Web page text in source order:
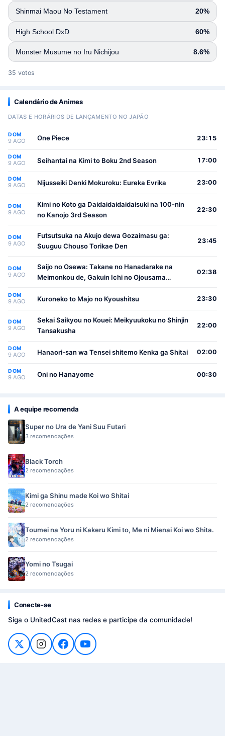
Shinmai Maou No Testament 20%
High School DxD 60%
Monster Musume no Iru Nichijou 8.6%
35 votos
Calendário de Animes
DATAS E HORÁRIOS DE LANÇAMENTO NO JAPÃO
DOM
9 AGO One Piece 23:15
DOM
9 AGO Seihantai na Kimi to Boku 2nd Season 17:00
DOM
9 AGO Nijusseiki Denki Mokuroku: Eureka Evrika 23:00
DOM
9 AGO
Kimi no Koto ga Daidaidaidaidaisuki na 100-nin
no Kanojo 3rd Season
22:30
DOM
9 AGO
Futsutsuka na Akujo dewa Gozaimasu ga:
Suuguu Chouso Torikae Den
23:45
DOM
9 AGO
Saijo no Osewa: Takane no Hanadarake na
Meimonkou de, Gakuin Ichi no Ojousama
Osewa suru Koto ni Narimashita
02:38
DOM
9 AGO Kuroneko to Majo no Kyoushitsu 23:30
DOM
9 AGO
Sekai Saikyou no Kouei: Meikyuukoku no Shinjin
Tansakusha
22:00
DOM
9 AGO Hanaori-san wa Tensei shitemo Kenka ga Shitai 02:00
DOM
9 AGO Oni no Hanayome 00:30
A equipe recomenda
Super no Ura de Yani Suu Futari
3 recomendações
Black Torch
2 recomendações
Kimi ga Shinu made Koi wo Shitai
2 recomendações
Toumei na Yoru ni Kakeru Kimi to, Me ni Mienai Koi wo Shita.
2 recomendações
Yomi no Tsugai
2 recomendações
Conecte-se
Siga o UnitedCast nas redes e participe da comunidade!